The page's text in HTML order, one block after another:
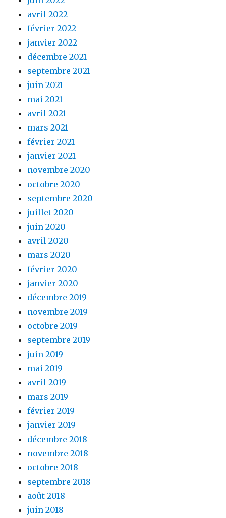
avril 2022
février 2022
janvier 2022
décembre 2021
septembre 2021
juin 2021
mai 2021
avril 2021
mars 2021
février 2021
janvier 2021
novembre 2020
octobre 2020
septembre 2020
juillet 2020
juin 2020
avril 2020
mars 2020
février 2020
janvier 2020
décembre 2019
novembre 2019
octobre 2019
septembre 2019
juin 2019
mai 2019
avril 2019
mars 2019
février 2019
janvier 2019
décembre 2018
novembre 2018
octobre 2018
septembre 2018
août 2018
juin 2018